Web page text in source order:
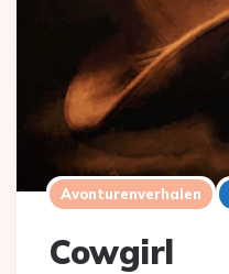
Avonturenverhalen
Cowgirl